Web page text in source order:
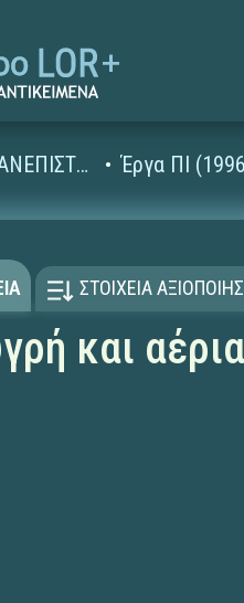
ΦΟΡΕΙΣ ΚΑΙ ΠΑΝΕΠΙΣΤΗΜΙΑ Έργα ΠΙ
ΣΤΟΙΧΕΙΑ
και